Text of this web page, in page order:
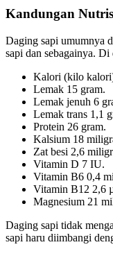
Kandungan
Daging sapi umumnya
sapi dan sebagainya.
Kalori (kilo
Lemak 15 gram.
Lemak jenuh 6
Lemak trans 1,1
Protein 26 gram.
Kalsium 18
Zat besi 2,6
Vitamin D 7 IU.
Vitamin B6 0,4
Vitamin B12 2,6
Magnesium 21
Daging sapi tidak
sapi haru diimbangi